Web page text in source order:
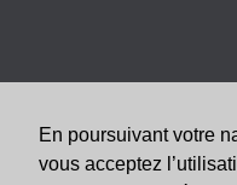
En poursuivant votre
vous acceptez